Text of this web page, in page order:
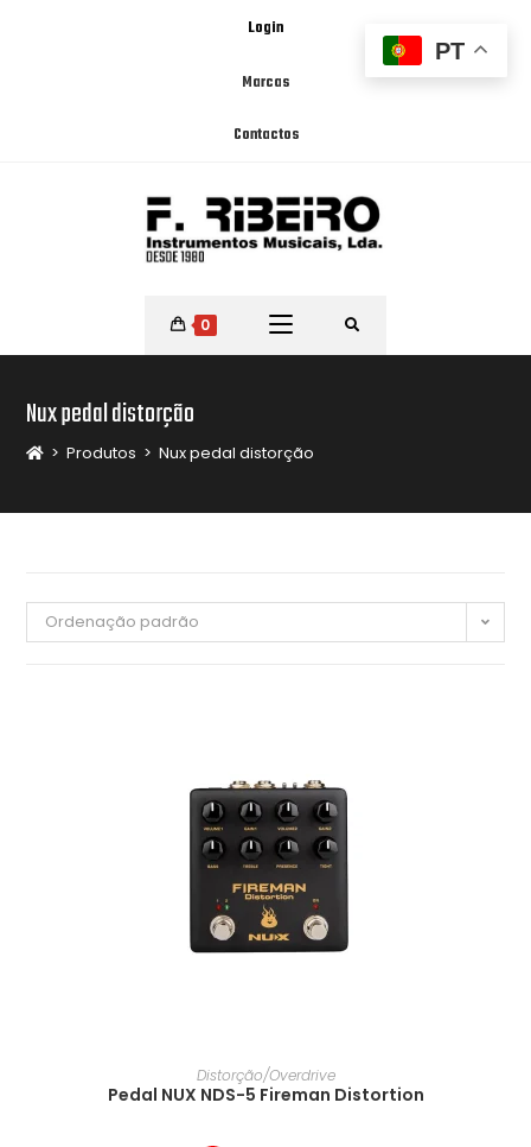
Login
Marcas
Contactos
0
Nux pedal distorção
> Produtos > Nux pedal distorção
Ordenação padrão
Distorção/Overdrive
Pedal NUX NDS-5 Fireman Distortion
PT